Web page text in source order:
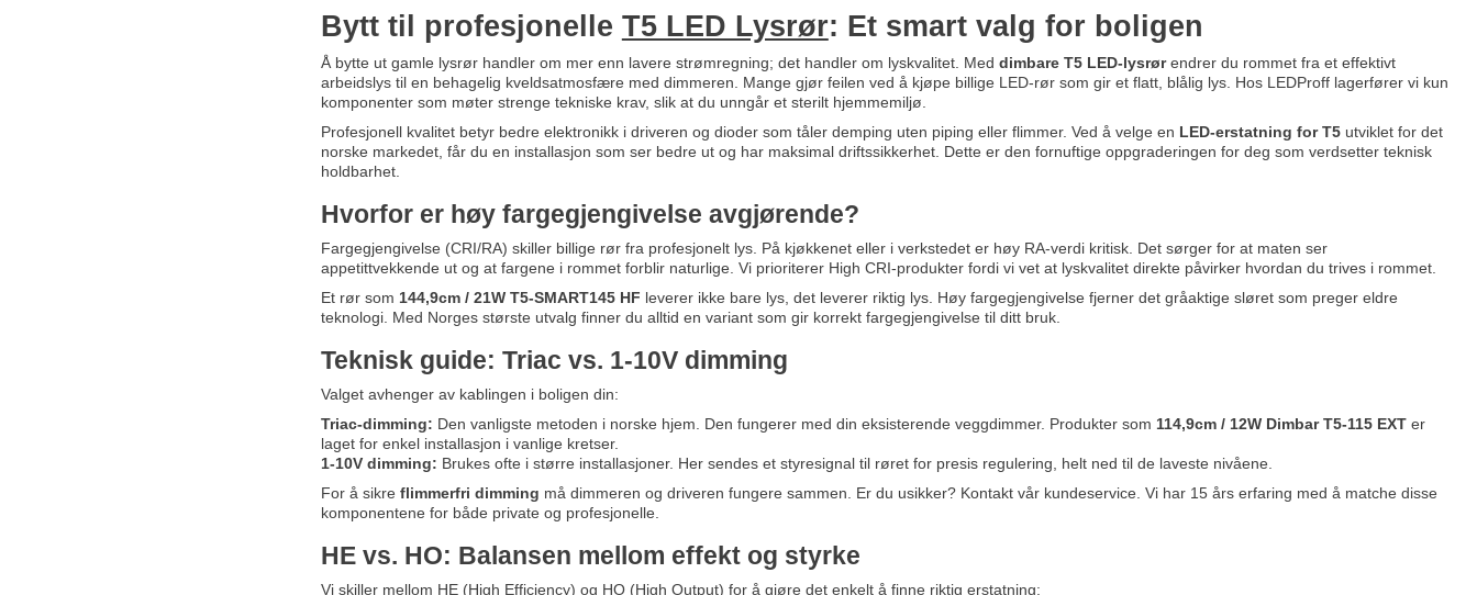
Bytt til profesjonelle T5 LED Lysrør: Et smart valg for boligen
Å bytte ut gamle lysrør handler om mer enn lavere strømregning; det handler om lyskvalitet. Med dimbare T5 LED-lysrørendrer du rommet fra et effektivt
arbeidslys til en behagelig kveldsatmosfære med dimmeren. Mange gjør feilen ved å kjøpe billige LED-rør som gir et flatt, blålig lys. Hos LEDProff lagerfører vi kun
komponenter som møter strenge tekniske krav, slik at du unngår et sterilt hjemmemiljø.
Profesjonell kvalitet betyr bedre elektronikk i driveren og dioder som tåler demping uten piping eller flimmer. Ved å velge en LED-erstatning for T5utviklet for det
norske markedet, får du en installasjon som ser bedre ut og har maksimal driftssikkerhet. Dette er den fornuftige oppgraderingen for deg som verdsetter teknisk
holdbarhet.
Hvorfor er høy fargegjengivelse avgjørende?
Fargegjengivelse (CRI/RA) skiller billige rør fra profesjonelt lys. På kjøkkenet eller i verkstedet er høy RA-verdi kritisk. Det sørger for at maten ser
appetittvekkende ut og at fargene i rommet forblir naturlige. Vi prioriterer High CRI-produkter fordi vi vet at lyskvalitet direkte påvirker hvordan du trives i rommet.
Et rør som 144,9cm / 21W T5-SMART145 HF leverer ikke bare lys, det leverer riktig lys. Høy fargegjengivelse fjerner det gråaktige sløret som preger eldre
teknologi. Med Norges største utvalg finner du alltid en variant som gir korrekt fargegjengivelse til ditt bruk.
Teknisk guide: Triac vs. 1-10V dimming
Valget avhenger av kablingen i boligen din:
Triac-dimming: Den vanligste metoden i norske hjem. Den fungerer med din eksisterende veggdimmer. Produkter som 114,9cm / 12W Dimbar T5-115 EXTer
laget for enkel installasjon i vanlige kretser.
1-10V dimming: Brukes ofte i større installasjoner. Her sendes et styresignal til røret for presis regulering, helt ned til de laveste nivåene.
For å sikre flimmerfri dimming må dimmeren og driveren fungere sammen. Er du usikker? Kontakt vår kundeservice. Vi har 15 års erfaring med å matche disse
komponentene for både private og profesjonelle.
HE vs. HO: Balansen mellom effekt og styrke
Vi skiller mellom HE (High Efficiency) og HO (High Output) for å gjøre det enkelt å finne riktig erstatning: